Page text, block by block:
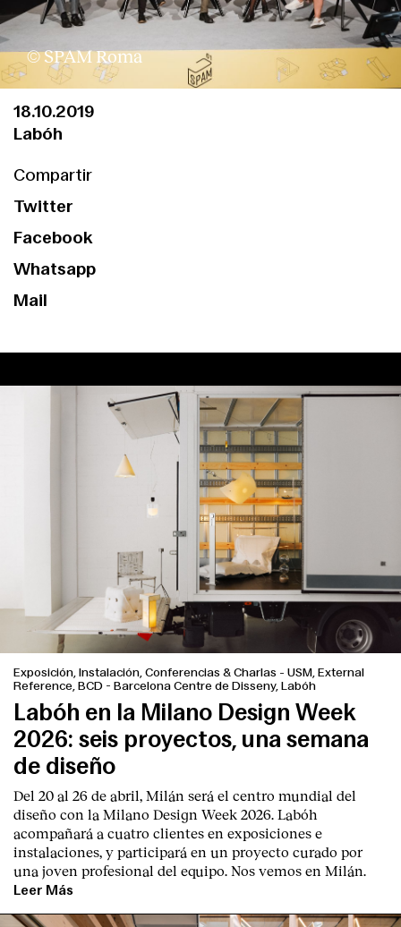
© SPAM Roma
18.10.2019
Labóh
Compartir
Twitter
Facebook
Whatsapp
Mail
Exposición, Instalación, Conferencias & Charlas - USM, External
Reference, BCD - Barcelona Centre de Disseny, Labóh
Labóh en la Milano Design Week
2026: seis proyectos, una semana
de diseño
Del 20 al 26 de abril, Milán será el centro mundial del
diseño con la Milano Design Week 2026. Labóh
acompañará a cuatro clientes en exposiciones e
instalaciones, y participará en un proyecto curado por
una joven profesional del equipo. Nos vemos en Milán.
Leer Más